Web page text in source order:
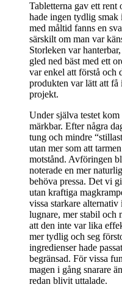
Tabletterna gav ett
hade ingen tydlig smak
med måltid fanns en
särskilt om man var
Storleken var
gled ned bäst med ett
var enkel att förstå och
produkten var lätt att få
projekt.
Under själva testet
märkbar. Efter några
tung och mindre
utan mer som att
motstånd. Avföringen
noterade en mer
behöva pressa. Det vi
utan kraftiga
vissa starkare
lugnare, mer stabil och
att den inte var lika
mer tydlig och seg
ingredienser hade
begränsad. För vissa
magen i gång snarare
redan blivit uttalade.